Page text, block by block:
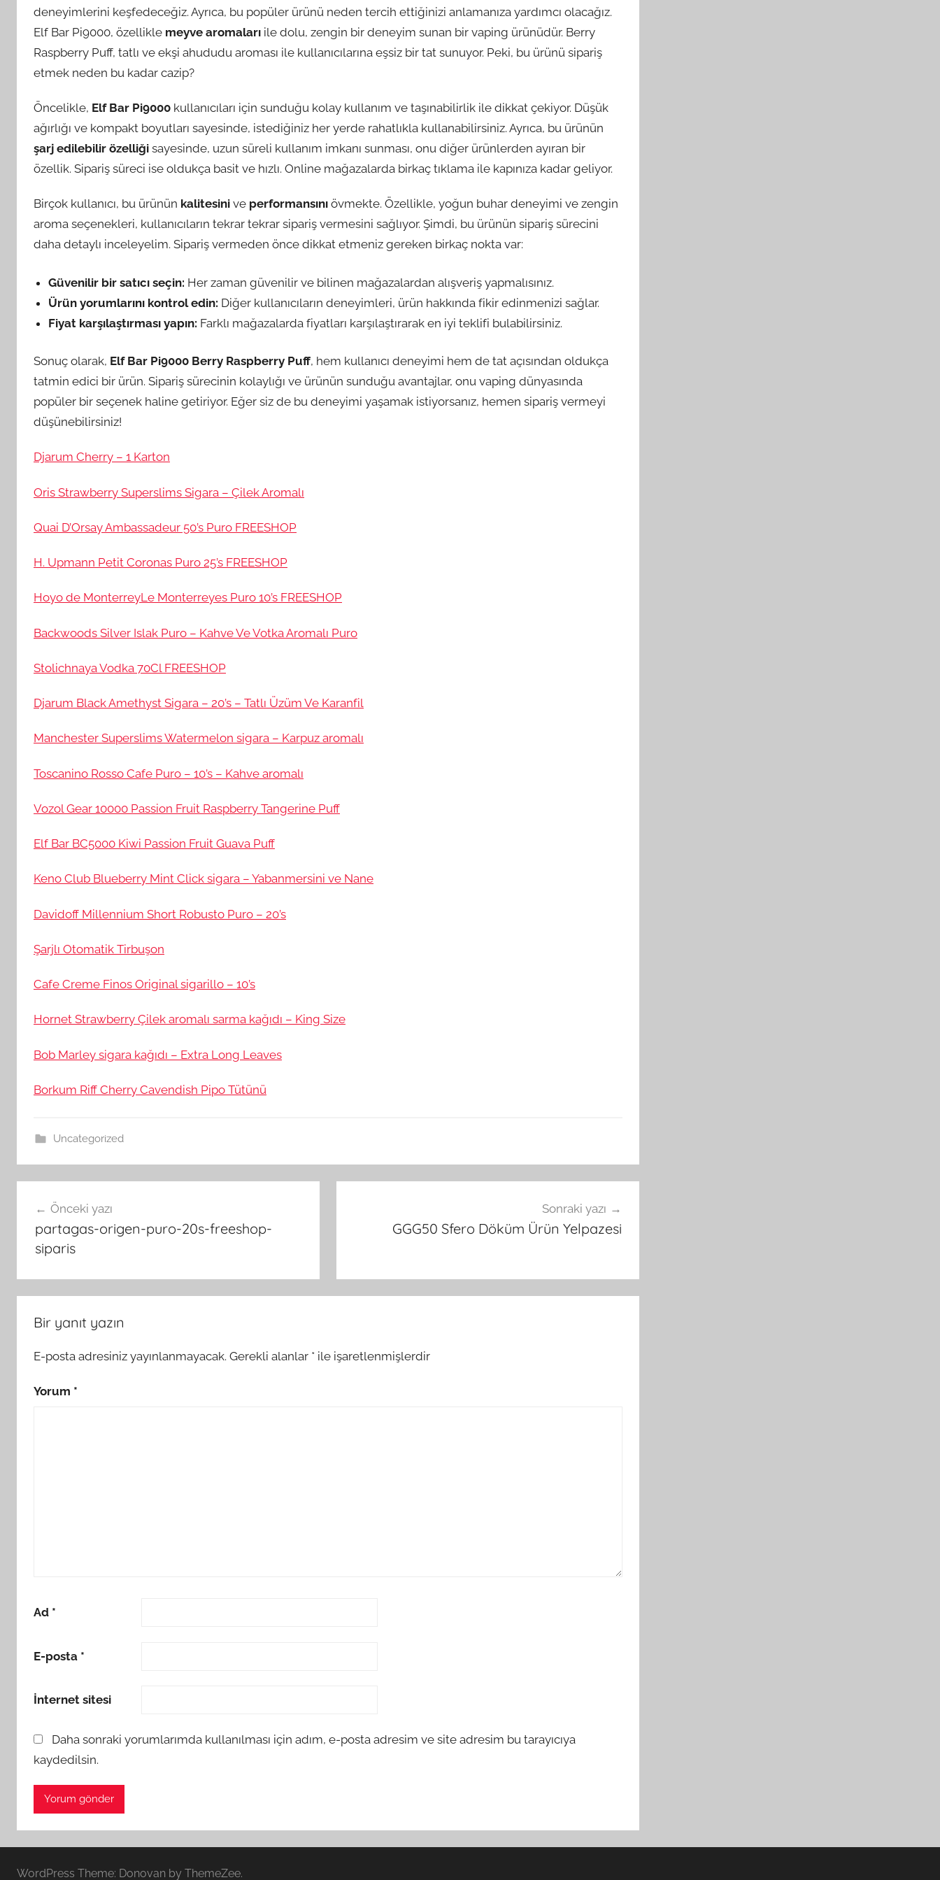
deneyimlerini keşfedeceğiz. Ayrıca, bu popüler ürünü neden tercih ettiğinizi anlamanıza yardımcı olacağız.
Elf Bar Pi9000, özellikle meyve aromaları ile dolu, zengin bir deneyim sunan bir vaping ürünüdür. Berry
Raspberry Puff, tatlı ve ekşi ahududu aroması ile kullanıcılarına eşsiz bir tat sunuyor. Peki, bu ürünü sipariş
etmek neden bu kadar cazip?
Öncelikle, Elf Bar Pi9000 kullanıcıları için sunduğu kolay kullanım ve taşınabilirlik ile dikkat çekiyor. Düşük
ağırlığı ve kompakt boyutları sayesinde, istediğiniz her yerde rahatlıkla kullanabilirsiniz. Ayrıca, bu ürünün
şarj edilebilir özelliği sayesinde, uzun süreli kullanım imkanı sunması, onu diğer ürünlerden ayıran bir
özellik. Sipariş süreci ise oldukça basit ve hızlı. Online mağazalarda birkaç tıklama ile kapınıza kadar geliyor.
Birçok kullanıcı, bu ürünün kalitesini ve performansını övmekte. Özellikle, yoğun buhar deneyimi ve zengin
aroma seçenekleri, kullanıcıların tekrar tekrar sipariş vermesini sağlıyor. Şimdi, bu ürünün sipariş sürecini
daha detaylı inceleyelim. Sipariş vermeden önce dikkat etmeniz gereken birkaç nokta var:
Güvenilir bir satıcı seçin: Her zaman güvenilir ve bilinen mağazalardan alışveriş yapmalısınız.
Ürün yorumlarını kontrol edin: Diğer kullanıcıların deneyimleri, ürün hakkında fikir edinmenizi sağlar.
Fiyat karşılaştırması yapın: Farklı mağazalarda fiyatları karşılaştırarak en iyi teklifi bulabilirsiniz.
Sonuç olarak, Elf Bar Pi9000 Berry Raspberry Puff, hem kullanıcı deneyimi hem de tat açısından oldukça
tatmin edici bir ürün. Sipariş sürecinin kolaylığı ve ürünün sunduğu avantajlar, onu vaping dünyasında
popüler bir seçenek haline getiriyor. Eğer siz de bu deneyimi yaşamak istiyorsanız, hemen sipariş vermeyi
düşünebilirsiniz!
Djarum Cherry – 1 Karton
Oris Strawberry Superslims Sigara – Çilek Aromalı
Quai D’Orsay Ambassadeur 50’s Puro FREESHOP
H. Upmann Petit Coronas Puro 25’s FREESHOP
Hoyo de MonterreyLe Monterreyes Puro 10’s FREESHOP
Backwoods Silver Islak Puro – Kahve Ve Votka Aromalı Puro
Stolichnaya Vodka 70Cl FREESHOP
Djarum Black Amethyst Sigara – 20’s – Tatlı Üzüm Ve Karanfil
Manchester Superslims Watermelon sigara – Karpuz aromalı
Toscanino Rosso Cafe Puro – 10’s – Kahve aromalı
Vozol Gear 10000 Passion Fruit Raspberry Tangerine Puff
Elf Bar BC5000 Kiwi Passion Fruit Guava Puff
Keno Club Blueberry Mint Click sigara – Yabanmersini ve Nane
Davidoff Millennium Short Robusto Puro – 20’s
Şarjlı Otomatik Tirbuşon
Cafe Creme Finos Original sigarillo – 10’s
Hornet Strawberry Çilek aromalı sarma kağıdı – King Size
Bob Marley sigara kağıdı – Extra Long Leaves
Borkum Riff Cherry Cavendish Pipo Tütünü
Uncategorized
gezinmesi
Önceki yazı
partagas-origen-puro-20s-freeshop-
siparis
Sonraki yazı
GGG50 Sfero Döküm Ürün Yelpazesi
Bir yanıt yazın
E-posta adresiniz yayınlanmayacak. Gerekli alanlar * ile işaretlenmişlerdir
Yorum *
Ad *
E-posta *
İnternet sitesi
Daha sonraki yorumlarımda kullanılması için adım, e-posta adresim ve site adresim bu tarayıcıya
kaydedilsin.
WordPress Theme: Donovan by ThemeZee.